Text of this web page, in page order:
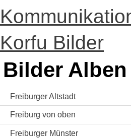
Korfu Bilder
Bilder Alben
Freiburger Altstadt
Freiburg von oben
Freiburger Münster